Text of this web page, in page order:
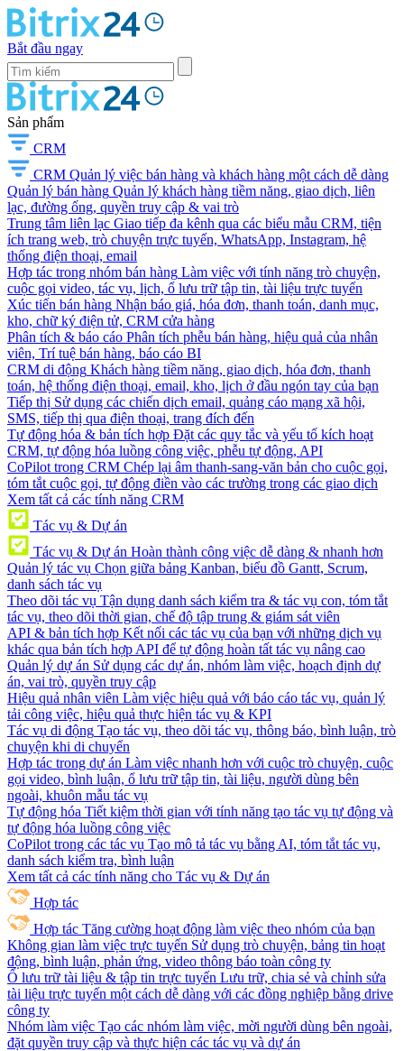
Bắt đầu ngay
Sản phẩm
CRM
CRM Quản lý việc bán hàng và khách hàng một cách dễ dàng
Quản lý bán hàng Quản lý khách hàng tiềm năng, giao dịch, liên
lạc, đường ống, quyền truy cập & vai trò
Trung tâm liên lạc Giao tiếp đa kênh qua các biểu mẫu CRM, tiện
ích trang web, trò chuyện trực tuyến, WhatsApp, Instagram, hệ
thống điện thoại, email
Hợp tác trong nhóm bán hàng Làm việc với tính năng trò chuyện,
cuộc gọi video, tác vụ, lịch, ổ lưu trữ tập tin, tài liệu trực tuyến
Xúc tiến bán hàng Nhận báo giá, hóa đơn, thanh toán, danh mục,
kho, chữ ký điện tử, CRM cửa hàng
Phân tích & báo cáo Phân tích phễu bán hàng, hiệu quả của nhân
viên, Trí tuệ bán hàng, báo cáo BI
CRM di động Khách hàng tiềm năng, giao dịch, hóa đơn, thanh
toán, hệ thống điện thoại, email, kho, lịch ở đầu ngón tay của bạn
Tiếp thị Sử dụng các chiến dịch email, quảng cáo mạng xã hội,
SMS, tiếp thị qua điện thoại, trang đích đến
Tự động hóa & bản tích hợp Đặt các quy tắc và yếu tố kích hoạt
CRM, tự động hóa luồng công việc, phễu tự động, API
CoPilot trong CRM Chép lại âm thanh-sang-văn bản cho cuộc gọi,
tóm tắt cuộc gọi, tự động điền vào các trường trong các giao dịch
Xem tất cả các tính năng CRM
Tác vụ & Dự án
Tác vụ & Dự án Hoàn thành công việc dễ dàng & nhanh hơn
Quản lý tác vụ Chọn giữa bảng Kanban, biểu đồ Gantt, Scrum,
danh sách tác vụ
Theo dõi tác vụ Tận dụng danh sách kiểm tra & tác vụ con, tóm tắt
tác vụ, theo dõi thời gian, chế độ tập trung & giám sát viên
API & bản tích hợp Kết nối các tác vụ của bạn với những dịch vụ
khác qua bản tích hợp API để tự động hoàn tất tác vụ nâng cao
Quản lý dự án Sử dụng các dự án, nhóm làm việc, hoạch định dự
án, vai trò, quyền truy cập
Hiệu quả nhân viên Làm việc hiệu quả với báo cáo tác vụ, quản lý
tải công việc, hiệu quả thực hiện tác vụ & KPI
Tác vụ di động Tạo tác vụ, theo dõi tác vụ, thông báo, bình luận, trò
chuyện khi di chuyển
Hợp tác trong dự án Làm việc nhanh hơn với cuộc trò chuyện, cuộc
gọi video, bình luận, ổ lưu trữ tập tin, tài liệu, người dùng bên
ngoài, khuôn mẫu tác vụ
Tự động hóa Tiết kiệm thời gian với tính năng tạo tác vụ tự động và
tự động hóa luồng công việc
CoPilot trong các tác vụ Tạo mô tả tác vụ bằng AI, tóm tắt tác vụ,
danh sách kiểm tra, bình luận
Xem tất cả các tính năng cho Tác vụ & Dự án
Hợp tác
Hợp tác Tăng cường hoạt động làm việc theo nhóm của bạn
Không gian làm việc trực tuyến Sử dụng trò chuyện, bảng tin hoạt
động, bình luận, phản ứng, video thông báo toàn công ty
Ổ lưu trữ tài liệu & tập tin trực tuyến Lưu trữ, chia sẻ và chỉnh sửa
tài liệu trực tuyến một cách dễ dàng với các đồng nghiệp bằng drive
công ty
Nhóm làm việc Tạo các nhóm làm việc, mời người dùng bên ngoài,
đặt quyền truy cập và thực hiện các tác vụ và dự án